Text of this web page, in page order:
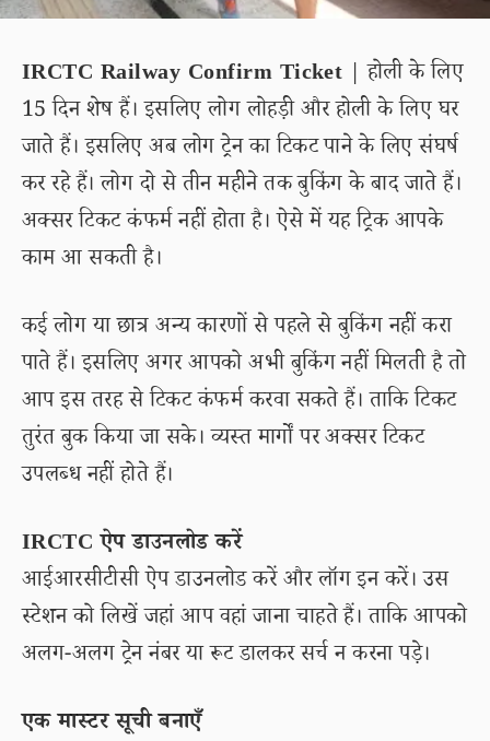
IRCTC Railway Confirm Ticket | होली के लिए
15 दिन शेष हैं। इसलिए लोग लोहड़ी और होली के लिए घर
जाते हैं। इसलिए अब लोग ट्रेन का टिकट पाने के लिए संघर्ष
कर रहे हैं। लोग दो से तीन महीने तक बुकिंग के बाद जाते हैं।
अक्सर टिकट कंफर्म नहीं होता है। ऐसे में यह ट्रिक आपके
काम आ सकती है।
कई लोग या छात्र अन्य कारणों से पहले से बुकिंग नहीं करा
पाते हैं। इसलिए अगर आपको अभी बुकिंग नहीं मिलती है तो
आप इस तरह से टिकट कंफर्म करवा सकते हैं। ताकि टिकट
तुरंत बुक किया जा सके। व्यस्त मार्गों पर अक्सर टिकट
उपलब्ध नहीं होते हैं।
IRCTC ऐप डाउनलोड करें
आईआरसीटीसी ऐप डाउनलोड करें और लॉग इन करें। उस
स्टेशन को लिखें जहां आप वहां जाना चाहते हैं। ताकि आपको
अलग-अलग ट्रेन नंबर या रूट डालकर सर्च न करना पड़े।
एक मास्टर सूची बनाएँ